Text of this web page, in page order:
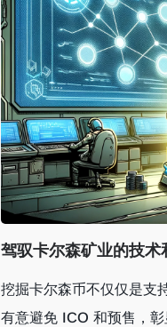
驾驭卡尔森矿业的技术
挖掘卡尔森币不仅仅是支
有意避免 ICO 和预售，